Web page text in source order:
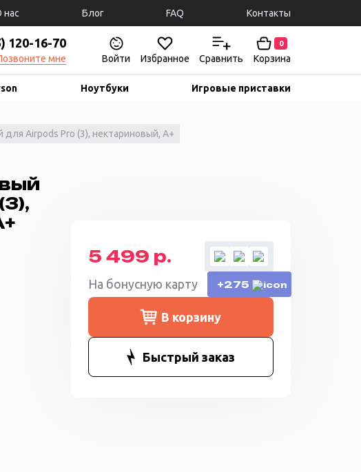
нас Блог FAQ Контакты
120-16-70
мне Войти Избранное Сравнить
0
Корзина
Ноутбуки Игровые приставки
для Airpods Pro (3), нектариновый, A+
5 499 р.
На бонусную карту +275
В корзину
Быстрый заказ